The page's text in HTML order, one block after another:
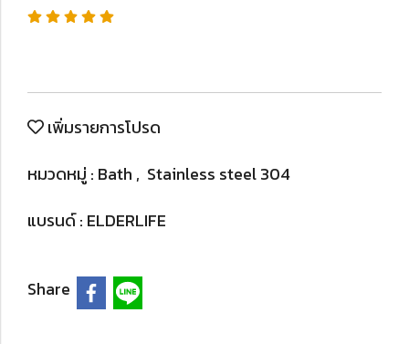
เพิ่มรายการโปรด
หมวดหมู่ : Bath , Stainless steel 304
แบรนด์ : ELDERLIFE
Share